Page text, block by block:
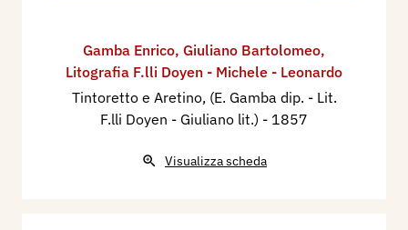
Gamba Enrico, Giuliano Bartolomeo,
Litografia F.lli Doyen - Michele - Leonardo
Tintoretto e Aretino, (E. Gamba dip. - Lit.
F.lli Doyen - Giuliano lit.) - 1857
Visualizza scheda